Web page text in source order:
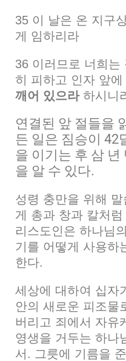
35 이 날은 온 지구
게 임하리라
36 이러므로 너희는
히 피하고 인자 앞에
깨어 있으라하시니
연결된 앞 절들을
든 일은 짐승이 42
을 이기는 후 삼
을 알 수 있다.
성령 충만을 위해
게 총과 창과 칼처
리스도인은 하나님
기를 어떻게 사용하
한다.
세상에 대하여 십자
안의 새로운 피조물
버리고 죄에서 자유
영생을 거두는 하나
서. 그릇에 기름을